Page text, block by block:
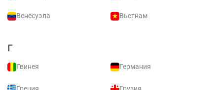
Венесуэла Вьетнам
Г
Гвинея Германия
Греция Грузия